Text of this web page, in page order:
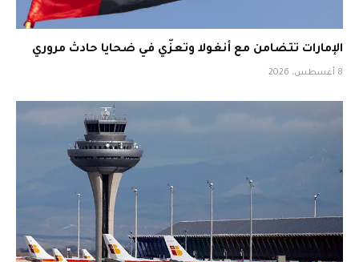
الإمارات تتضامن مع أنغولا وتعزّي في ضحايا حادث مروري
8 أغسطس، 2026